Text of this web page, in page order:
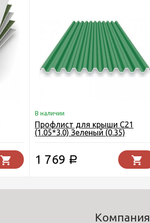
В наличии
Профлист для крыши С21
(1.05*3.0) Зеленый (0.35)
1 769 Р
Компания